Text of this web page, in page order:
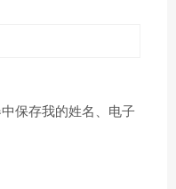
保存我的姓名、电子